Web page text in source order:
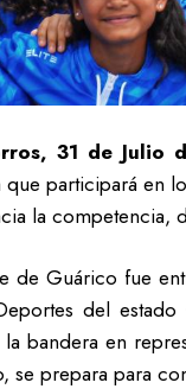
31 de Julio
participará en
la
de Guárico fue
del
bandera en
se prepara para